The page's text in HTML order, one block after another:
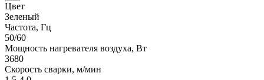
Цвет
Зеленый
Частота, Гц
50/60
Мощность нагревателя воздуха, Вт
3680
Скорость сварки, м/мин